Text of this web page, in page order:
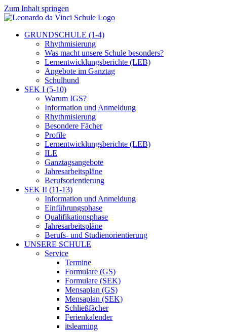
Zum Inhalt springen
GRUNDSCHULE (1-4)
Rhythmisierung
Was macht unsere Schule besonders?
Lernentwicklungsberichte (LEB)
Angebote im Ganztag
Schulhund
SEK I (5-10)
Warum IGS?
Information und Anmeldung
Rhythmisierung
Besondere Fächer
Profile
Lernentwicklungsberichte (LEB)
ILE
Ganztagsangebote
Jahresarbeitspläne
Berufsorientierung
SEK II (11-13)
Information und Anmeldung
Einführungsphase
Qualifikationsphase
Jahresarbeitspläne
Berufs- und Studienorientierung
UNSERE SCHULE
Service
Termine
Formulare (GS)
Formulare (SEK)
Mensaplan (GS)
Mensaplan (SEK)
Schließfächer
Ferienkalender
itslearning